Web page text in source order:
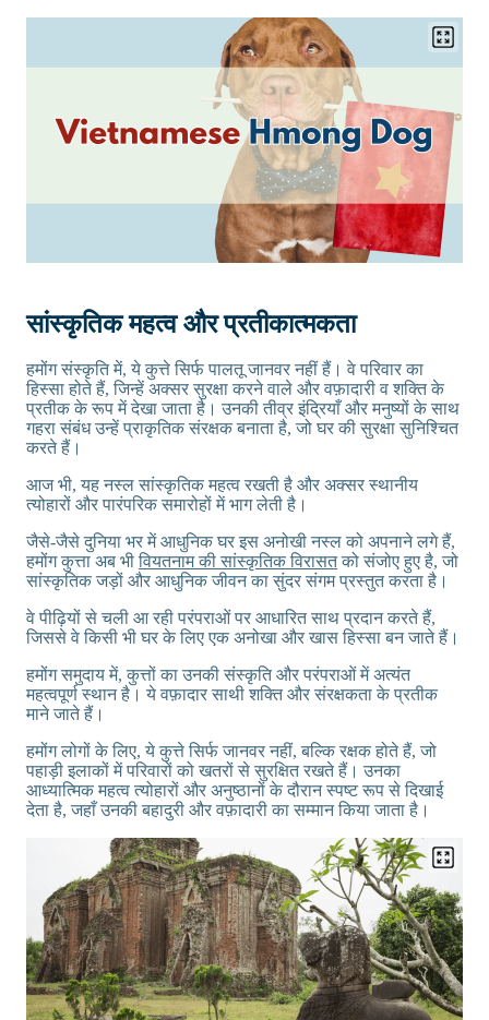
सांस्कृतिक महत्व और प्रतीकात्मकता
हमोंग संस्कृति में, ये कुत्ते सिर्फ पालतू जानवर नहीं हैं। वे परिवार का
हिस्सा होते हैं, जिन्हें अक्सर सुरक्षा करने वाले और वफ़ादारी व शक्ति के
प्रतीक के रूप में देखा जाता है। उनकी तीव्र इंद्रियाँ और मनुष्यों के साथ
गहरा संबंध उन्हें प्राकृतिक संरक्षक बनाता है, जो घर की सुरक्षा सुनिश्चित
करते हैं।
आज भी, यह नस्ल सांस्कृतिक महत्व रखती है और अक्सर स्थानीय
त्योहारों और पारंपरिक समारोहों में भाग लेती है।
जैसे-जैसे दुनिया भर में आधुनिक घर इस अनोखी नस्ल को अपनाने लगे हैं,
हमोंग कुत्ता अब भीवियतनाम की सांस्कृतिक विरासतको संजोए हुए है, जो
सांस्कृतिक जड़ों और आधुनिक जीवन का सुंदर संगम प्रस्तुत करता है।
वे पीढ़ियों से चली आ रही परंपराओं पर आधारित साथ प्रदान करते हैं,
जिससे वे किसी भी घर के लिए एक अनोखा और खास हिस्सा बन जाते हैं।
हमोंग समुदाय में, कुत्तों का उनकी संस्कृति और परंपराओं में अत्यंत
महत्वपूर्ण स्थान है। ये वफ़ादार साथी शक्ति और संरक्षकता के प्रतीक
माने जाते हैं।
हमोंग लोगों के लिए, ये कुत्ते सिर्फ जानवर नहीं, बल्कि रक्षक होते हैं, जो
पहाड़ी इलाकों में परिवारों को खतरों से सुरक्षित रखते हैं। उनका
आध्यात्मिक महत्व त्योहारों और अनुष्ठानों के दौरान स्पष्ट रूप से दिखाई
देता है, जहाँ उनकी बहादुरी और वफ़ादारी का सम्मान किया जाता है।